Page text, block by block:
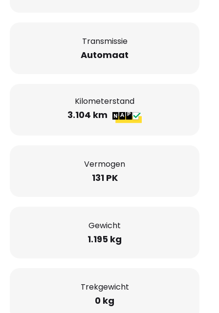
Transmissie
Automaat
Kilometerstand
3.104 km
Vermogen
131 PK
Gewicht
1.195 kg
Trekgewicht
0 kg